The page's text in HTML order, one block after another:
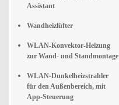
Assistant
Wandheizlüfter
WLAN-Konvektor-Heizung
zur Wand- und Standmontage
WLAN-Dunkelheizstrahler
für den Außenbereich, mit
App-Steuerung